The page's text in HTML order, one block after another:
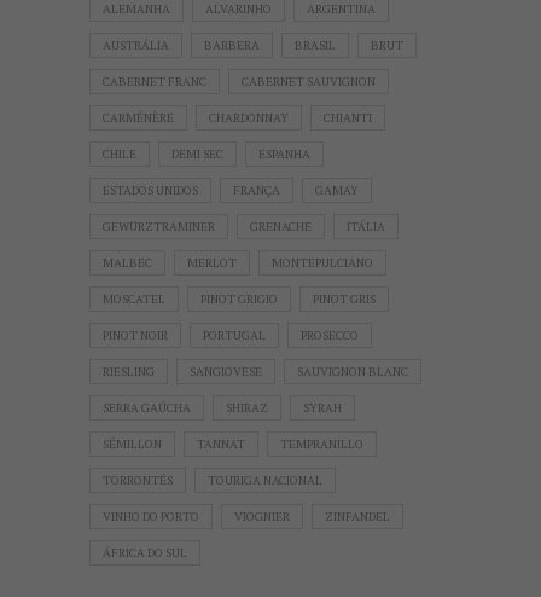
ALEMANHA ALVARINHO ARGENTINA
AUSTRÁLIA BARBERA BRASIL BRUT
CABERNET FRANC CABERNET SAUVIGNON
CARMÉNÈRE CHARDONNAY CHIANTI
CHILE DEMI SEC ESPANHA
ESTADOS UNIDOS FRANÇA GAMAY
GEWÜRZTRAMINER GRENACHE ITÁLIA
MALBEC MERLOT MONTEPULCIANO
MOSCATEL PINOT GRIGIO PINOT GRIS
PINOT NOIR PORTUGAL PROSECCO
RIESLING SANGIOVESE SAUVIGNON BLANC
SERRA GAÚCHA SHIRAZ SYRAH
SÉMILLON TANNAT TEMPRANILLO
TORRONTÉS TOURIGA NACIONAL
VINHO DO PORTO VIOGNIER ZINFANDEL
ÁFRICA DO SUL